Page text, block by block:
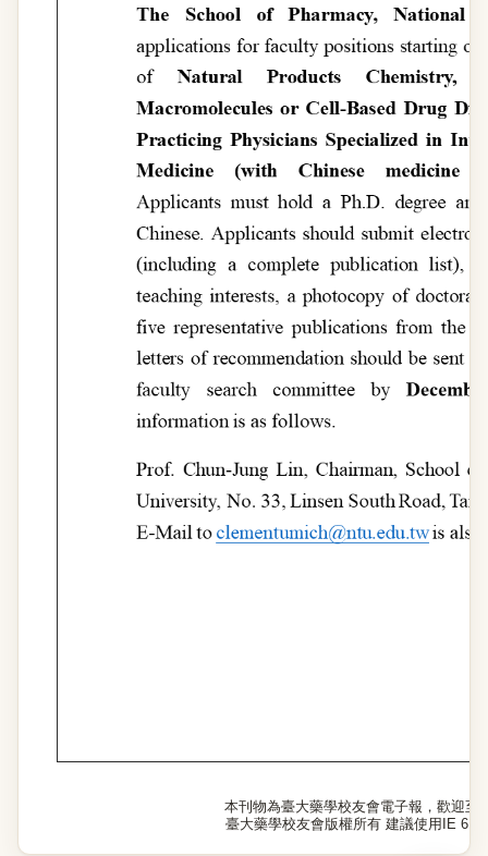
本刊物為臺大藥學校友會電子報，歡迎至
臺大藥學校友會版權所有 建議使用IE 6.0